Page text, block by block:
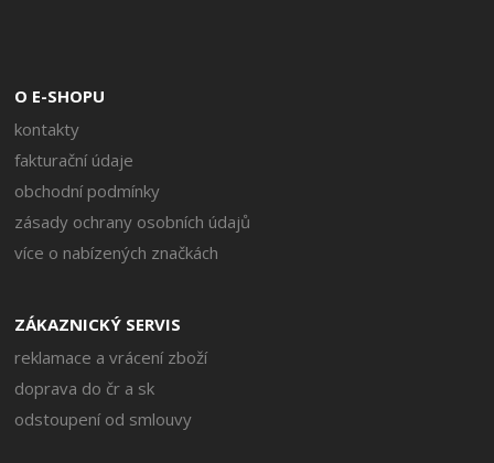
O E-SHOPU
kontakty
fakturační údaje
obchodní podmínky
zásady ochrany osobních údajů
více o nabízených značkách
ZÁKAZNICKÝ SERVIS
reklamace a vrácení zboží
doprava do čr a sk
odstoupení od smlouvy